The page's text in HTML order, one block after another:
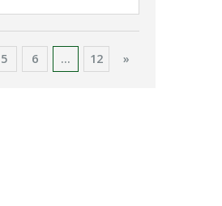
5 6 ... 12 »